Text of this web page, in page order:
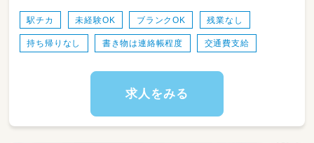
（小学校または自宅への送迎）
駅チカ 未経験OK ブランクOK 残業なし
持ち帰りなし 書き物は連絡帳程度 交通費支給
求人をみる